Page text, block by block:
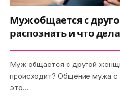
Муж общается с
распознать и что
Муж общается с другой
происходит? Общение мужа с
это…